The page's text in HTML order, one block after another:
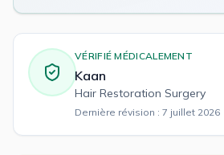
VÉRIFIÉ MÉDICALEMENT
Kaan
Hair Restoration Surgery
Dernière révision : 7 juillet 2026